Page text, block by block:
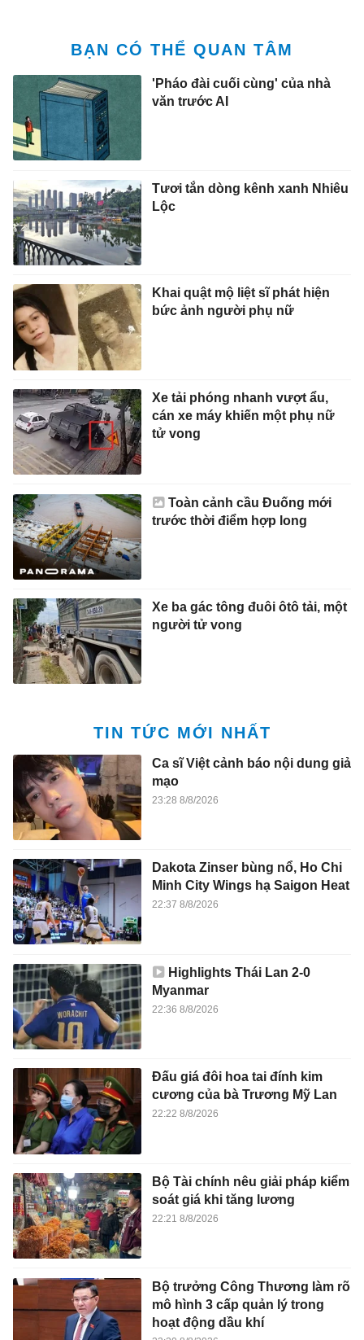
BẠN CÓ THỂ QUAN TÂM
'Pháo đài cuối cùng' của nhà
văn trước AI
Tươi tắn dòng kênh xanh Nhiêu
Lộc
Khai quật mộ liệt sĩ phát hiện
bức ảnh người phụ nữ
Xe tải phóng nhanh vượt ẩu,
cán xe máy khiến một phụ nữ
tử vong
Toàn cảnh cầu Đuống mới
trước thời điểm hợp long
Xe ba gác tông đuôi ôtô tải, một
người tử vong
TIN TỨC MỚI NHẤT
Ca sĩ Việt cảnh báo nội dung giả
mạo
23:28 8/8/2026
Dakota Zinser bùng nổ, Ho Chi
Minh City Wings hạ Saigon Heat
22:37 8/8/2026
Highlights Thái Lan 2-0
Myanmar
22:36 8/8/2026
Đấu giá đôi hoa tai đính kim
cương của bà Trương Mỹ Lan
22:22 8/8/2026
Bộ Tài chính nêu giải pháp kiểm
soát giá khi tăng lương
22:21 8/8/2026
Bộ trưởng Công Thương làm rõ
mô hình 3 cấp quản lý trong
hoạt động dầu khí